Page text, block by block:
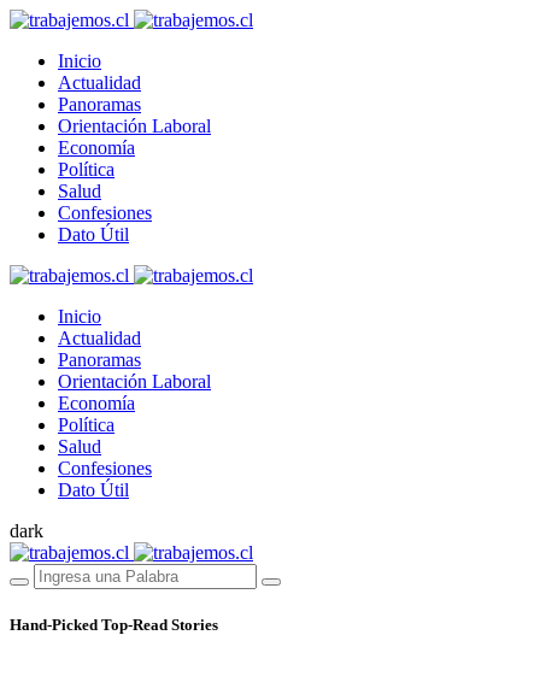
Inicio
Actualidad
Panoramas
Orientación Laboral
Economía
Política
Salud
Confesiones
Dato Útil
Inicio
Actualidad
Panoramas
Orientación Laboral
Economía
Política
Salud
Confesiones
Dato Útil
dark
Hand-Picked Top-Read Stories